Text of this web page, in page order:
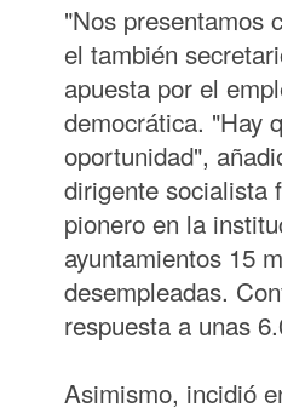
"Nos presentamos
el también
apuesta por el
democrática. "Hay
oportunidad",
dirigente socialista
pionero en la
ayuntamientos 15
desempleadas.
respuesta a unas
Asimismo, incidió